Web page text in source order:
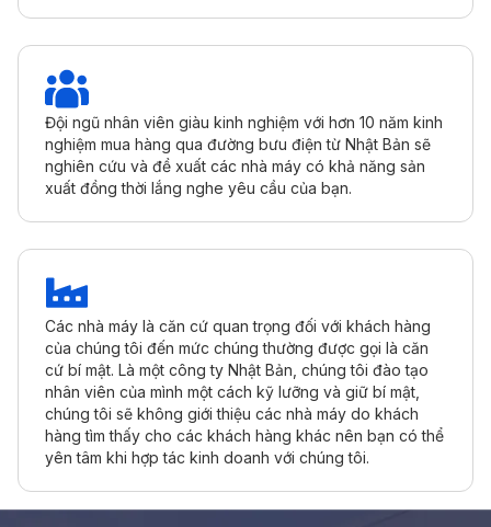
Đội ngũ nhân viên giàu kinh nghiệm với hơn 10 năm kinh
nghiệm mua hàng qua đường bưu điện từ Nhật Bản sẽ
nghiên cứu và đề xuất các nhà máy có khả năng sản
xuất đồng thời lắng nghe yêu cầu của bạn.
Các nhà máy là căn cứ quan trọng đối với khách hàng
của chúng tôi đến mức chúng thường được gọi là căn
cứ bí mật. Là một công ty Nhật Bản, chúng tôi đào tạo
nhân viên của mình một cách kỹ lưỡng và giữ bí mật,
chúng tôi sẽ không giới thiệu các nhà máy do khách
hàng tìm thấy cho các khách hàng khác nên bạn có thể
yên tâm khi hợp tác kinh doanh với chúng tôi.